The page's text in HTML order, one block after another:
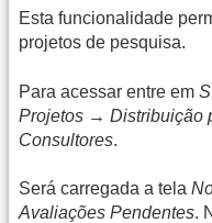
Esta funcionalidade
projetos de pesquisa.
Para acessar entre em
Projetos → Distribuição
Consultores.
Será carregada a tela
Avaliações Pendentes.